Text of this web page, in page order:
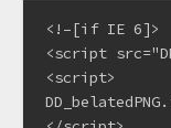
<!–[if IE 6]>
<script
<script>